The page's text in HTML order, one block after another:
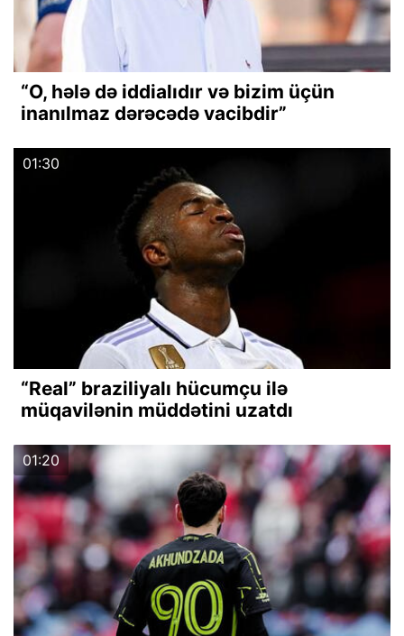
“O, hələ də iddialıdır və bizim üçün
inanılmaz dərəcədə vacibdir”
01:30
“Real” braziliyalı hücumçu ilə
müqavilənin müddətini uzatdı
01:20